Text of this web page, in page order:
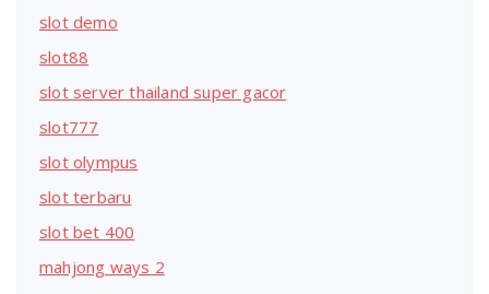
slot demo
slot88
slot server thailand super gacor
slot777
slot olympus
slot terbaru
slot bet 400
mahjong ways 2